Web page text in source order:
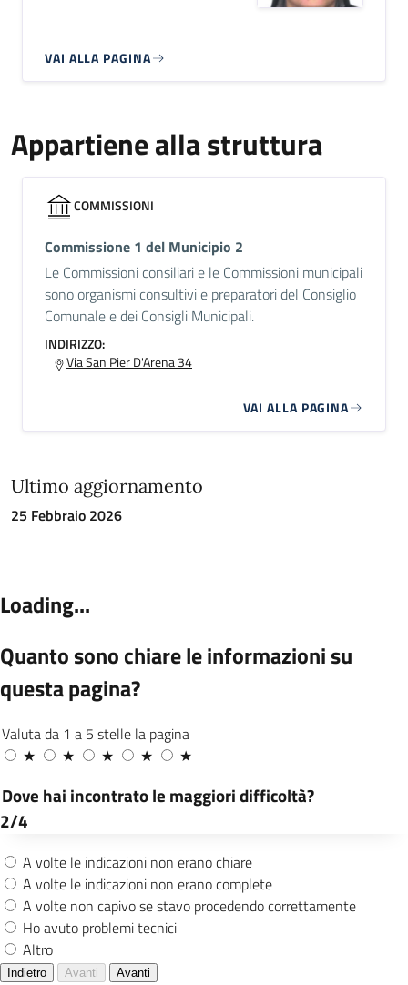
VAI ALLA PAGINA
Appartiene alla struttura
COMMISSIONI
Commissione 1 del Municipio 2
Le Commissioni consiliari e le Commissioni municipali
sono organismi consultivi e preparatori del Consiglio
Comunale e dei Consigli Municipali.
INDIRIZZO:
Via San Pier D'Arena 34
VAI ALLA PAGINA
Ultimo aggiornamento
25 Febbraio 2026